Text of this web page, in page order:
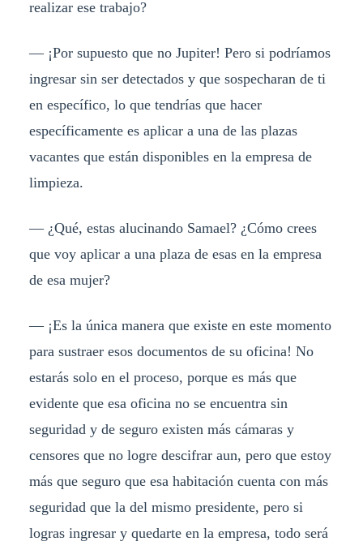
realizar ese trabajo?
— ¡Por supuesto que no Jupiter! Pero si podríamos
ingresar sin ser detectados y que sospecharan de ti
en específico, lo que tendrías que hacer
específicamente es aplicar a una de las plazas
vacantes que están disponibles en la empresa de
limpieza.
— ¿Qué, estas alucinando Samael? ¿Cómo crees
que voy aplicar a una plaza de esas en la empresa
de esa mujer?
— ¡Es la única manera que existe en este momento
para sustraer esos documentos de su oficina! No
estarás solo en el proceso, porque es más que
evidente que esa oficina no se encuentra sin
seguridad y de seguro existen más cámaras y
censores que no logre descifrar aun, pero que estoy
más que seguro que esa habitación cuenta con más
seguridad que la del mismo presidente, pero si
logras ingresar y quedarte en la empresa, todo será